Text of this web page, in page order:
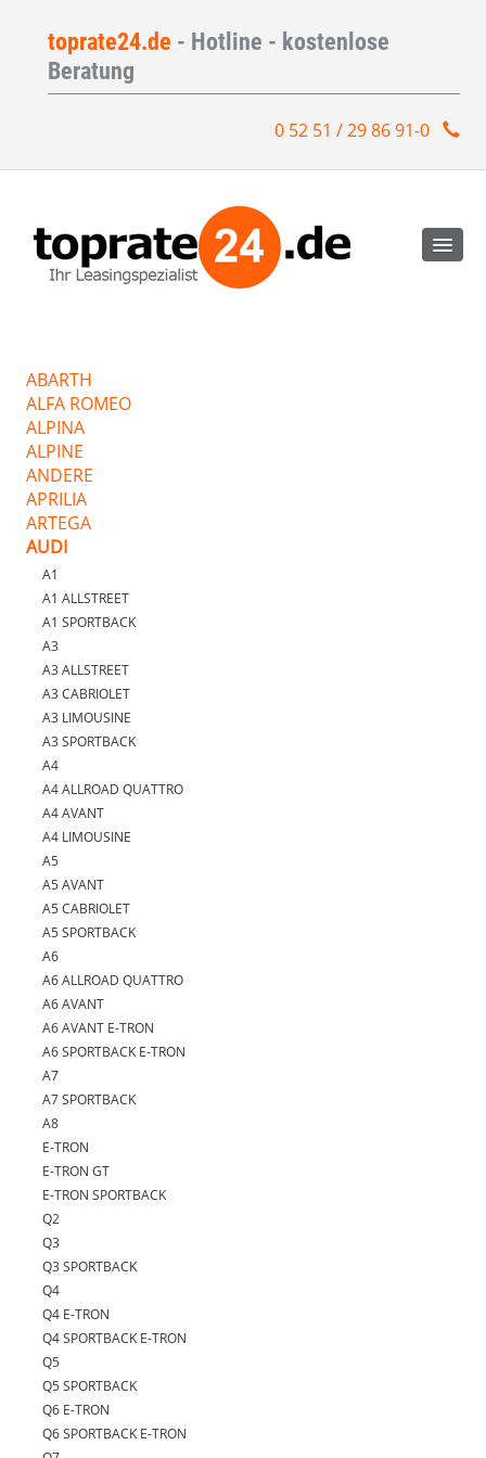
toprate24.de - Hotline - kostenlose
Beratung
0 52 51 / 29 86 91-0
ABARTH
ALFA ROMEO
ALPINA
ALPINE
ANDERE
APRILIA
ARTEGA
AUDI
A1
A1 ALLSTREET
A1 SPORTBACK
A3
A3 ALLSTREET
A3 CABRIOLET
A3 LIMOUSINE
A3 SPORTBACK
A4
A4 ALLROAD QUATTRO
A4 AVANT
A4 LIMOUSINE
A5
A5 AVANT
A5 CABRIOLET
A5 SPORTBACK
A6
A6 ALLROAD QUATTRO
A6 AVANT
A6 AVANT E-TRON
A6 SPORTBACK E-TRON
A7
A7 SPORTBACK
A8
E-TRON
E-TRON GT
E-TRON SPORTBACK
Q2
Q3
Q3 SPORTBACK
Q4
Q4 E-TRON
Q4 SPORTBACK E-TRON
Q5
Q5 SPORTBACK
Q6 E-TRON
Q6 SPORTBACK E-TRON